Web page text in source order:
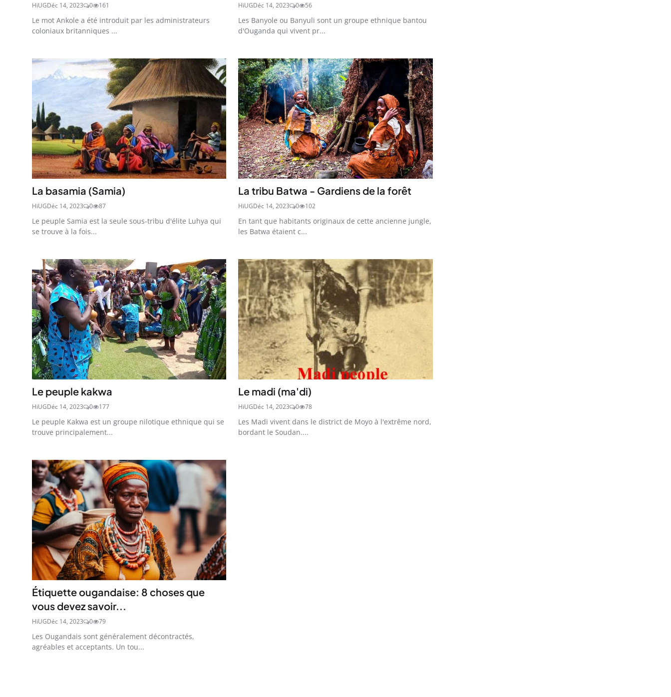
HiUGDéc 14, 2023 0 161
Le mot Ankole a été introduit par les administrateurs
coloniaux britanniques ...
HiUGDéc 14, 2023 0 56
Les Banyole ou Banyuli sont un groupe ethnique bantou
d'Ouganda qui vivent pr...
La basamia (Samia)
HiUGDéc 14, 2023 0 87
Le peuple Samia est la seule sous-tribu d'élite Luhya qui
se trouve à la fois...
La tribu Batwa - Gardiens de la forêt
HiUGDéc 14, 2023 0 102
En tant que habitants originaux de cette ancienne jungle,
les Batwa étaient c...
Le peuple kakwa
HiUGDéc 14, 2023 0 177
Le peuple Kakwa est un groupe nilotique ethnique qui se
trouve principalement...
Le madi (ma'di)
HiUGDéc 14, 2023 0 78
Les Madi vivent dans le district de Moyo à l'extrême nord,
bordant le Soudan....
Étiquette ougandaise: 8 choses que
vous devez savoir...
HiUGDéc 14, 2023 0 79
Les Ougandais sont généralement décontractés,
agréables et acceptants. Un tou...